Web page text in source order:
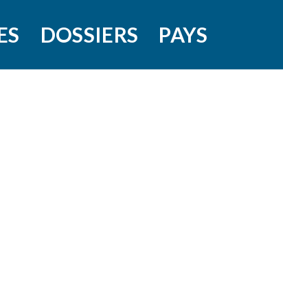
DOSSIERS PAYS